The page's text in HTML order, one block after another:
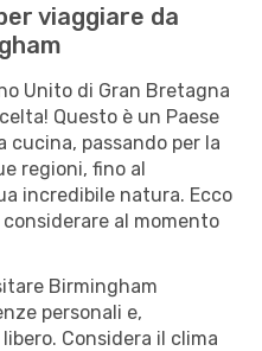
viaggiare da
Unito di Gran Bretagna
Questo è un Paese
cucina, passando per la
regioni, fino al
incredibile natura. Ecco
al momento
Birmingham
personali e,
Considera il clima